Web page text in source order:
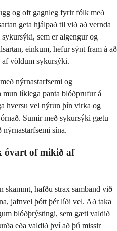
og oft gagnleg fyrir fólk með
geta hjálpað til við að vernda
sem er algengur og
einkum, hefur sýnt fram á að
völdum sykursýki.
nýrnastarfsemi og
líklega panta blóðprufur á
hversu vel nýrun þín virka og
Sumir með sykursýki gætu
sína.
óvart of mikið af
skammt, hafðu strax samband við
jafnvel þótt þér líði vel. Að taka
blóðþrýstingi, sem gæti valdið
eða valdið því að þú missir